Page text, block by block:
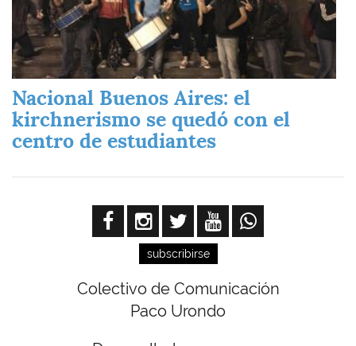
Nacional Buenos Aires: el
kirchnerismo se quedó con el
centro de estudiantes
subscribirse
Colectivo de Comunicación
Paco Urondo